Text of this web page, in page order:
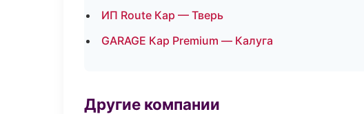
ИП Route Кар — Тверь
GARAGE Кар Premium — Калуга
Другие компании